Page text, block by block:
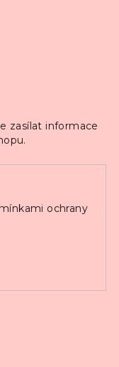
zasílat informace
ochrany